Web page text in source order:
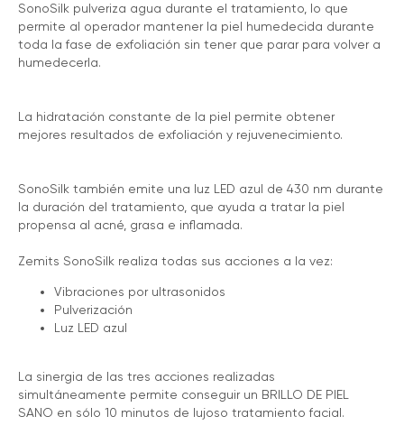
SonoSilk pulveriza agua durante el tratamiento, lo que
permite al operador mantener la piel humedecida durante
toda la fase de exfoliación sin tener que parar para volver a
humedecerla.
La hidratación constante de la piel permite obtener
mejores resultados de exfoliación y rejuvenecimiento.
SonoSilk también emite una luz LED azul de 430 nm durante
la duración del tratamiento, que ayuda a tratar la piel
propensa al acné, grasa e inflamada.
Zemits SonoSilk realiza todas sus acciones a la vez:
Vibraciones por ultrasonidos
Pulverización
Luz LED azul
La sinergia de las tres acciones realizadas
simultáneamente permite conseguir un BRILLO DE PIEL
SANO en sólo 10 minutos de lujoso tratamiento facial.